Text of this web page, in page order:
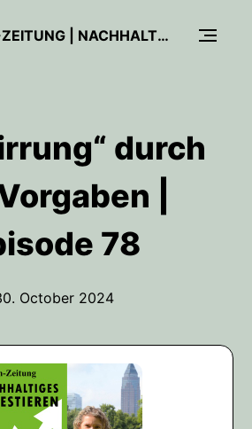
BÖRSEN-ZEITUNG | NACHHALTIGES INVESTIEREN
durch
|
78
October 2024